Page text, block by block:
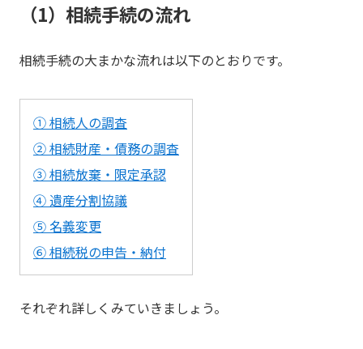
（1）相続手続の流れ
相続手続の大まかな流れは以下のとおりです。
① 相続人の調査
② 相続財産・債務の調査
③ 相続放棄・限定承認
④ 遺産分割協議
⑤ 名義変更
⑥ 相続税の申告・納付
それぞれ詳しくみていきましょう。